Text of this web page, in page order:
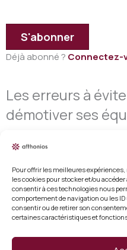
Pour offrir les meilleures
les cookies pour stocker et/ou
consentir à ces technologies nous
comportement de navigation ou les
consentir ou de retirer son
certaines caractéristiques et
S'abonner
Déjà abonné ? Connectez-
Les erreurs à
démotiver ses
Conditions